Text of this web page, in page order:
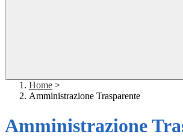
Home >
Amministrazione Trasparente
Amministrazione